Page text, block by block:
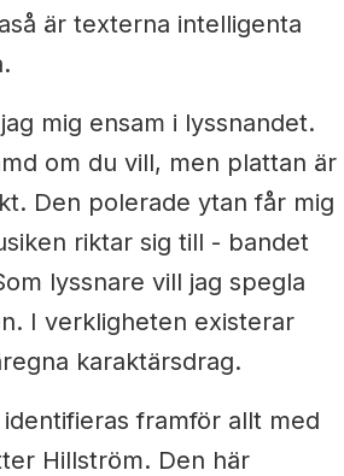
är texterna intelligenta
mig ensam i lyssnandet.
om du vill, men plattan är
Den polerade ytan får mig
riktar sig till - bandet
lyssnare vill jag spegla
I verkligheten existerar
karaktärsdrag.
framför allt med
Hillström. Den här